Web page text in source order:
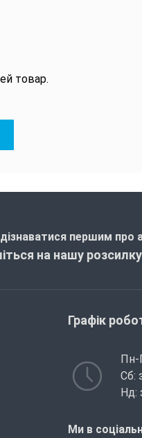
товар.
першим про
на нашу розсилку
Графік
Пн-
Сб:
Нд:
Ми в